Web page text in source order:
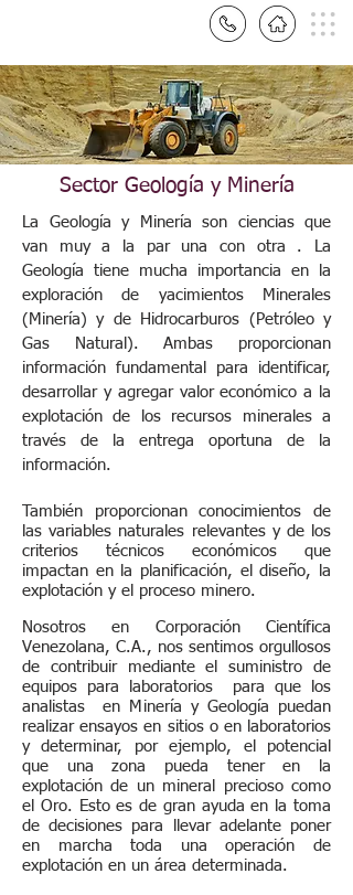
Sector Geología y Minería
La Geología y Minería son ciencias que
van muy a la par una con otra . La
Geología tiene mucha importancia en la
exploración de yacimientos Minerales
(Minería) y de Hidrocarburos (Petróleo y
Gas Natural). Ambas proporcionan
información fundamental para identificar,
desarrollar y agregar valor económico a la
explotación de los recursos minerales a
través de la entrega oportuna de la
información.
También proporcionan conocimientos de
las variables naturales relevantes y de los
criterios técnicos económicos que
impactan en la planificación, el diseño, la
explotación y el proceso minero.
Nosotros en Corporación Científica
Venezolana, C.A., nos sentimos orgullosos
de contribuir mediante el suministro de
equipos para laboratorios para que los
analistas en Minería y Geología puedan
realizar ensayos en sitios o en laboratorios
y determinar, por ejemplo, el potencial
que una zona pueda tener en la
explotación de un mineral precioso como
el Oro. Esto es de gran ayuda en la toma
de decisiones para llevar adelante poner
en marcha toda una operación de
explotación en un área determinada.